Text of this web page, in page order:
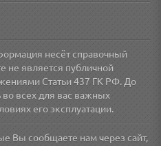
несёт справочный
не является публичной
Статьи 437 ГК РФ. До
во всех для вас важных
его эксплуатации.
Вы сообщаете нам через сайт,